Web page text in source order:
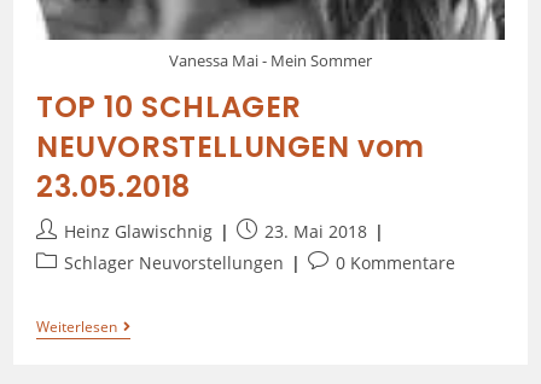
Vanessa Mai - Mein Sommer
TOP 10 SCHLAGER
NEUVORSTELLUNGEN vom
23.05.2018
Heinz Glawischnig
23. Mai 2018
Schlager Neuvorstellungen
0 Kommentare
Weiterlesen